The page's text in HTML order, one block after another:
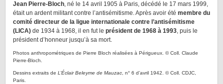
Jean Pierre-Bloch, né le 14 avril 1905 à Paris, décédé le 17 mars 1999,
était un ardent militant contre l’antisémitisme. Après avoir été membre du
comité directeur de la ligue internationale contre l’antisémitisme
(LICA) de 1934 à 1968, il en fut le président de 1968 à 1993, puis le
président d’honneur jusqu’à sa mort.
Photos anthropométriques de Pierre Bloch réalisées à Périgueux. © Coll. Claude
Pierre-Bloch.
Dessins extraits de L’Éclair Beleyme de Mauzac , n° 6 d’avril 1942. © Coll. CDJC,
Paris.